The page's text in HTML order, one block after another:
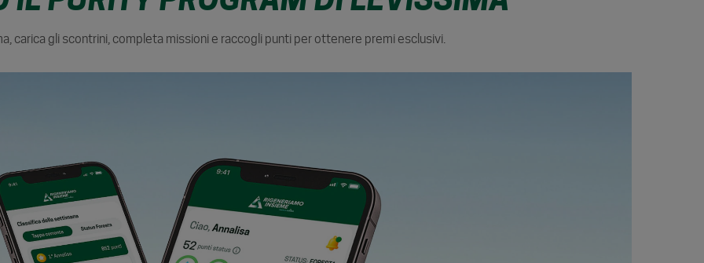
carica gli scontrini, completa missioni e raccogli punti per ottenere premi esclusivi.